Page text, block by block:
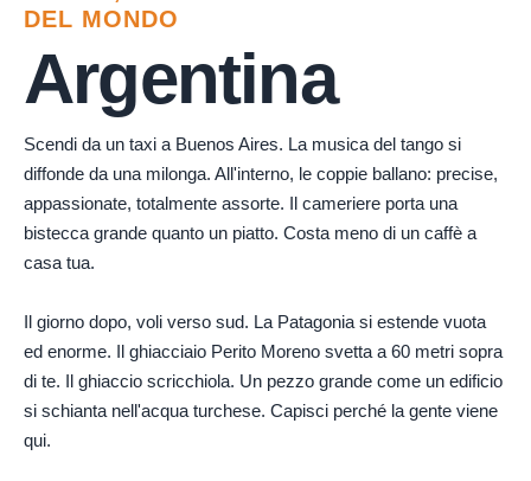
DEL MONDO
Argentina
Scendi da un taxi a Buenos Aires. La musica del tango si
diffonde da una milonga. All'interno, le coppie ballano: precise,
appassionate, totalmente assorte. Il cameriere porta una
bistecca grande quanto un piatto. Costa meno di un caffè a
casa tua.
Il giorno dopo, voli verso sud. La Patagonia si estende vuota
ed enorme. Il ghiacciaio Perito Moreno svetta a 60 metri sopra
di te. Il ghiaccio scricchiola. Un pezzo grande come un edificio
si schianta nell'acqua turchese. Capisci perché la gente viene
qui.